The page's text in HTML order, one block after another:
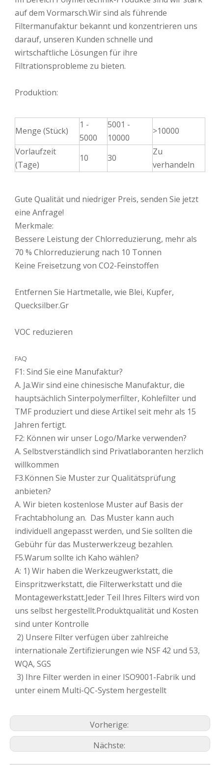
auf dem Vormarsch.Wir sind als führende
Filtermanufaktur bekannt und konzentrieren uns
darauf, unseren Kunden schnelle und
wirtschaftliche Lösungen für ihre
Filtrationsprobleme zu bieten.
Produktion:
Menge (Stück)
1 -
5000
5001 -
10000
>10000
Vorlaufzeit
(Tage)
10 30
Zu
verhandeln
Gute Qualität und niedriger Preis, senden Sie jetzt
eine Anfrage!
Merkmale:
Bessere Leistung der Chlorreduzierung, mehr als
70 % Chlorreduzierung nach 10 Tonnen
Keine Freisetzung von CO2-Feinstoffen
Entfernen Sie Hartmetalle, wie Blei, Kupfer,
Quecksilber.Gr
VOC reduzieren
FAQ
F1: Sind Sie eine Manufaktur?
A. Ja.Wir sind eine chinesische Manufaktur, die
hauptsächlich Sinterpolymerfilter, Kohlefilter und
TMF produziert und diese Artikel seit mehr als 15
Jahren fertigt.
F2: Können wir unser Logo/Marke verwenden?
A. Selbstverständlich sind Privatlaboranten herzlich
willkommen
F3.Können Sie Muster zur Qualitätsprüfung
anbieten?
A. Wir bieten kostenlose Muster auf Basis der
Frachtabholung an. Das Muster kann auch
individuell angepasst werden, und Sie sollten die
Gebühr für das Musterwerkzeug bezahlen.
F5.Warum sollte ich Kaho wählen?
A: 1) Wir haben die Werkzeugwerkstatt, die
Einspritzwerkstatt, die Filterwerkstatt und die
Montagewerkstatt.Jeder Teil Ihres Filters wird von
uns selbst hergestellt.Produktqualität und Kosten
sind unter Kontrolle
2) Unsere Filter verfügen über zahlreiche
internationale Zertifizierungen wie NSF 42 und 53,
WQA, SGS
3) Ihre Filter werden in einer ISO9001-Fabrik und
unter einem Multi-QC-System hergestellt
Vorherige:
Nächste: